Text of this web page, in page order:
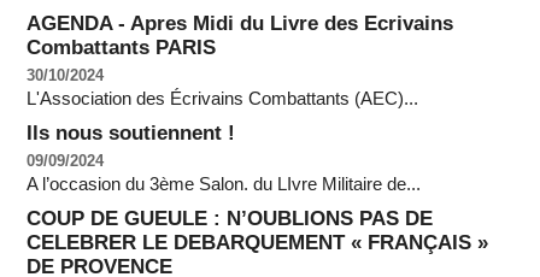
AGENDA - Apres Midi du Livre des Ecrivains
Combattants PARIS
30/10/2024
L'Association des Écrivains Combattants (AEC)...
Ils nous soutiennent !
09/09/2024
A l’occasion du 3ème Salon. du LIvre Militaire de...
COUP DE GUEULE : N’OUBLIONS PAS DE
CELEBRER LE DEBARQUEMENT « FRANÇAIS »
DE PROVENCE